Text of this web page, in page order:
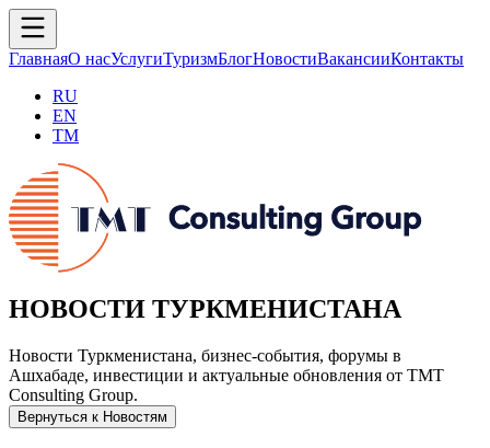
ГлавнаяО насУслугиТуризмБлогНовостиВакансииКонтакты
RU
EN
TM
НОВОСТИ ТУРКМЕНИСТАНА
Новости Туркменистана, бизнес-события, форумы в
Ашхабаде, инвестиции и актуальные обновления от TMT
Consulting Group.
Вернуться к Новостям